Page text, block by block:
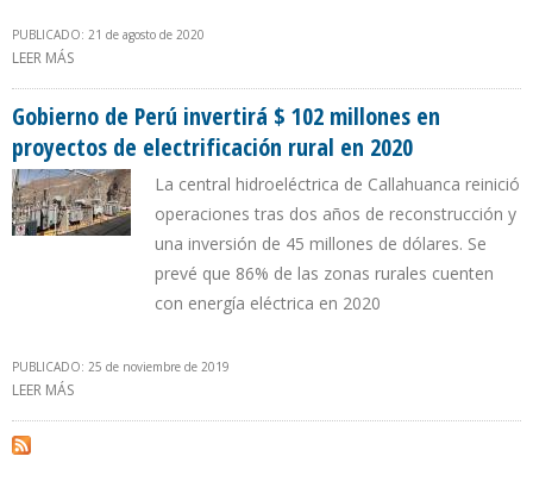
PUBLICADO: 21 de agosto de 2020
LEER MÁS
Gobierno de Perú invertirá $ 102 millones en
proyectos de electrificación rural en 2020
La central hidroeléctrica de Callahuanca reinició
operaciones tras dos años de reconstrucción y
una inversión de 45 millones de dólares. Se
prevé que 86% de las zonas rurales cuenten
con energía eléctrica en 2020
PUBLICADO: 25 de noviembre de 2019
LEER MÁS